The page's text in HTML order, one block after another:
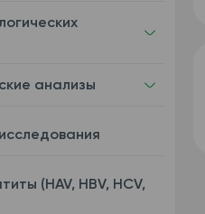
анализы
(HAV, HBV, HCV,